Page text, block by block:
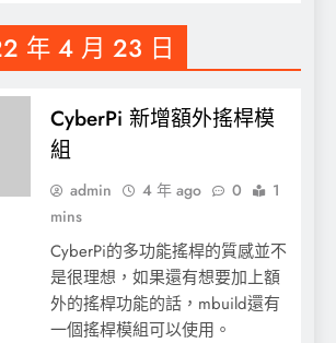
年 4 月 23 日
CyberPi 新增額外搖桿模
組
admin 4 年 ago 0
1
mins
CyberPi的多功能搖桿的質感並不
是很理想，如果還有想要加上額
外的搖桿功能的話，mbuild還有
一個搖桿模組可以使用。